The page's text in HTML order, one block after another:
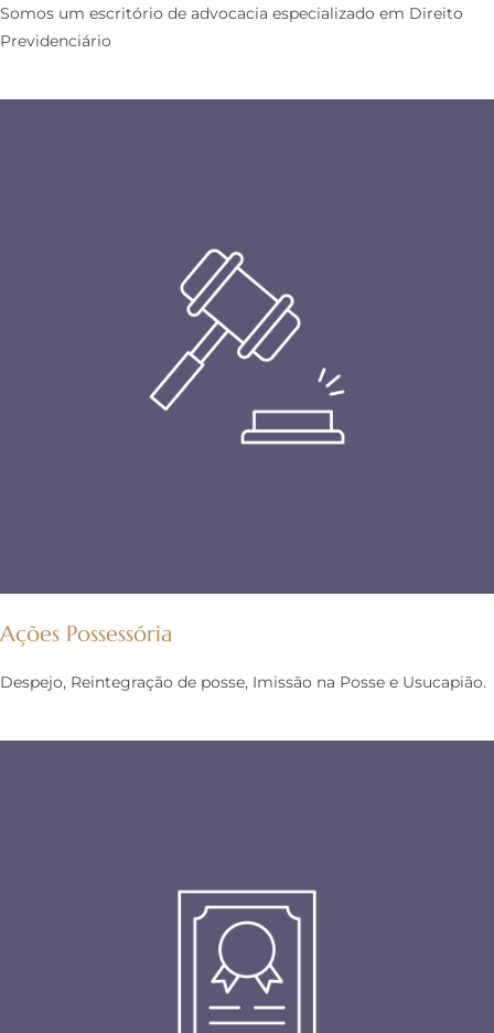
Somos um escritório de advocacia especializado em Direito
Previdenciário
Ações Possessória
Despejo, Reintegração de posse, Imissão na Posse e Usucapião.